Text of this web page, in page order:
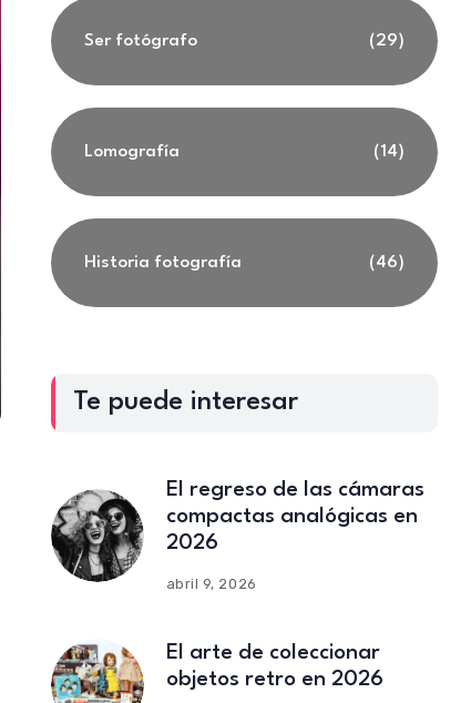
Ser fotógrafo (29)
Lomografía (14)
Historia fotografía (46)
Te puede interesar
El regreso de las cámaras
compactas analógicas en
2026
abril 9, 2026
El arte de coleccionar
objetos retro en 2026